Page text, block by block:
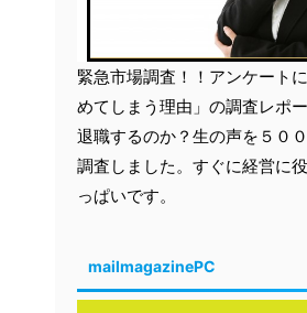
緊急市場調査！！アンケート
めてしまう理由」の調査レポ
退職するのか？生の声を５０
調査しました。すぐに経営に
っぱいです。
mailmagazinePC